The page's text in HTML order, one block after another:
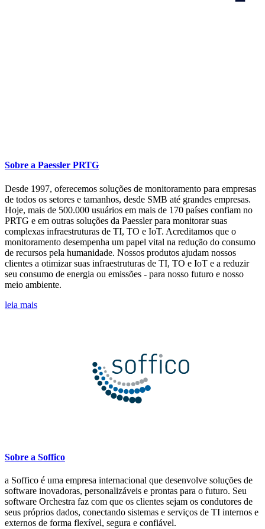
Sobre a Paessler PRTG
Desde 1997, oferecemos soluções de monitoramento para empresas
de todos os setores e tamanhos, desde SMB até grandes empresas.
Hoje, mais de 500.000 usuários em mais de 170 países confiam no
PRTG e em outras soluções da Paessler para monitorar suas
complexas infraestruturas de TI, TO e IoT. Acreditamos que o
monitoramento desempenha um papel vital na redução do consumo
de recursos pela humanidade. Nossos produtos ajudam nossos
clientes a otimizar suas infraestruturas de TI, TO e IoT e a reduzir
seu consumo de energia ou emissões - para nosso futuro e nosso
meio ambiente.
leia mais
Sobre a Soffico
a Soffico é uma empresa internacional que desenvolve soluções de
software inovadoras, personalizáveis e prontas para o futuro. Seu
software Orchestra faz com que os clientes sejam os condutores de
seus próprios dados, conectando sistemas e serviços de TI internos e
externos de forma flexível, segura e confiável.